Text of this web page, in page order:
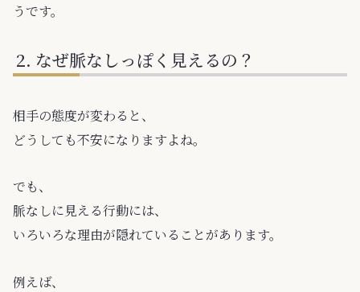
うです。
なぜ脈なしっぽく見えるの？
相手の態度が変わると、
どうしても不安になりますよね。
でも、
脈なしに見える行動には、
いろいろな理由が隠れていることがあります。
例えば、